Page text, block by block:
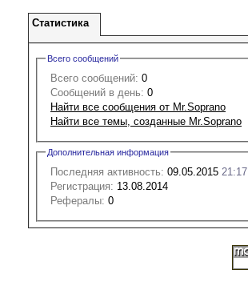
Статистика
Всего сообщений
Всего сообщений: 0
Сообщений в день: 0
Найти все сообщения от Mr.Soprano
Найти все темы, созданные Mr.Soprano
Дополнительная информация
Последняя активность: 09.05.2015 21:17
Регистрация: 13.08.2014
Рефералы: 0